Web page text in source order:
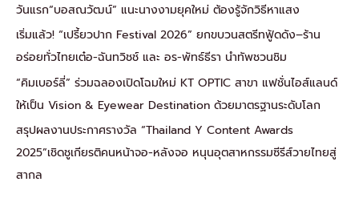
วันแรก“บอสณวัฒน์” แนะนางงามยุคใหม่ ต้องรู้จักวิธีหาแสง
เริ่มแล้ว! “เปรี้ยวปาก Festival 2026” ยกขบวนสตรีทฟู้ดดัง–ร้าน
อร่อยทั่วไทยเต๋อ-ฉันทวิชช์ และ อร-พัทธ์ธีรา นำทัพชวนชิม
“คิมเบอร์ลี่” ร่วมฉลองเปิดโฉมใหม่ KT OPTIC สาขา แฟชั่นไอส์แลนด์
ให้เป็น Vision & Eyewear Destination ด้วยมาตรฐานระดับโลก
สรุปผลงานประกาศรางวัล “Thailand Y Content Awards
2025”เชิดชูเกียรติคนหน้าจอ-หลังจอ หนุนอุตสาหกรรมซีรีส์วายไทยสู่
สากล